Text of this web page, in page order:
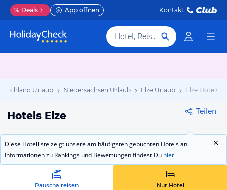
% Deals App öffnen Kontakt
Hotel, Reiseziel
Urlaub Niedersachsen Urlaub Elze Urlaub Elze Hotels
Hotels Elze Teilen
Diese Hotelliste zeigt unsere am häufigsten gebuchten Hotels an.
Informationen zu Rankings und Bewertungen findest Du hier
Pauschalreisen Nur Hotel